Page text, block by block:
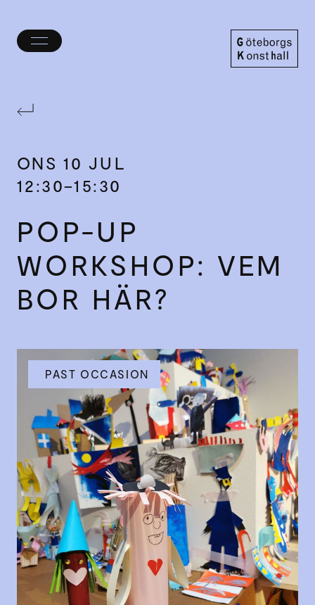
Öppna/stäng
ONS 10 JUL
12:30–15:30
POP-UP
WORKSHOP: VEM
BOR HÄR?
PAST OCCASION